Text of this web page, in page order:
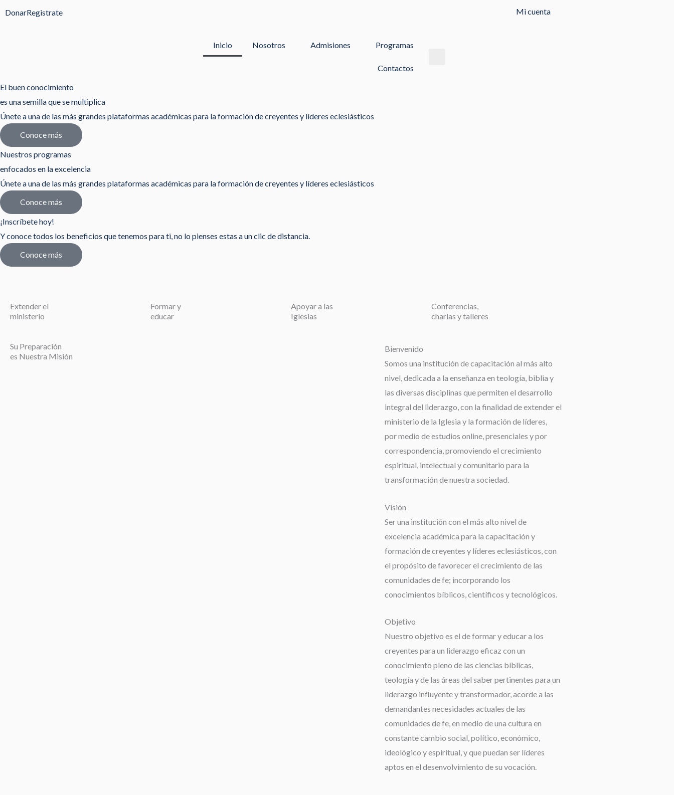
DonarRegistrate Mi cuenta
Inicio Nosotros Admisiones Programas
Contactos
El buen conocimiento
es una semilla que se multiplica
Únete a una de las más grandes plataformas académicas para la formación de creyentes y líderes eclesiásticos
Conoce más
Nuestros programas
enfocados en la excelencia
Únete a una de las más grandes plataformas académicas para la formación de creyentes y líderes eclesiásticos
Conoce más
¡Inscríbete hoy!
Y conoce todos los beneficios que tenemos para ti, no lo pienses estas a un clic de distancia.
Conoce más
Extender el
ministerio
Formar y
educar
Apoyar a las
Iglesias
Conferencias,
charlas y talleres
Su Preparación
es Nuestra Misión
Bienvenido
Somos una institución de capacitación al más alto
nivel, dedicada a la enseñanza en teología, biblia y
las diversas disciplinas que permiten el desarrollo
integral del liderazgo, con la finalidad de extender el
ministerio de la Iglesia y la formación de líderes,
por medio de estudios online, presenciales y por
correspondencia, promoviendo el crecimiento
espiritual, intelectual y comunitario para la
transformación de nuestra sociedad.
Visión
Ser una institución con el más alto nivel de
excelencia académica para la capacitación y
formación de creyentes y líderes eclesiásticos, con
el propósito de favorecer el crecimiento de las
comunidades de fe; incorporando los
conocimientos bíblicos, científicos y tecnológicos.
Objetivo
Nuestro objetivo es el de formar y educar a los
creyentes para un liderazgo eficaz con un
conocimiento pleno de las ciencias bíblicas,
teología y de las áreas del saber pertinentes para un
liderazgo influyente y transformador, acorde a las
demandantes necesidades actuales de las
comunidades de fe, en medio de una cultura en
constante cambio social, político, económico,
ideológico y espiritual, y que puedan ser líderes
aptos en el desenvolvimiento de su vocación.